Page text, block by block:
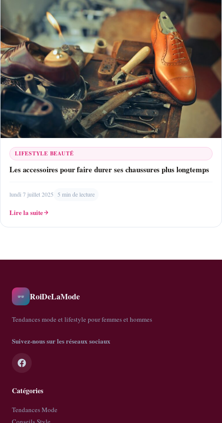
LIFESTYLE BEAUTÉ
Les accessoires pour faire durer ses chaussures plus longtemps
lundi 7 juillet 2025 5 min de lecture
Lire la suite
🕶️ RoiDeLaMode
Tendances mode et lifestyle pour femmes et hommes
Suivez-nous sur les réseaux sociaux
Catégories
Tendances Mode